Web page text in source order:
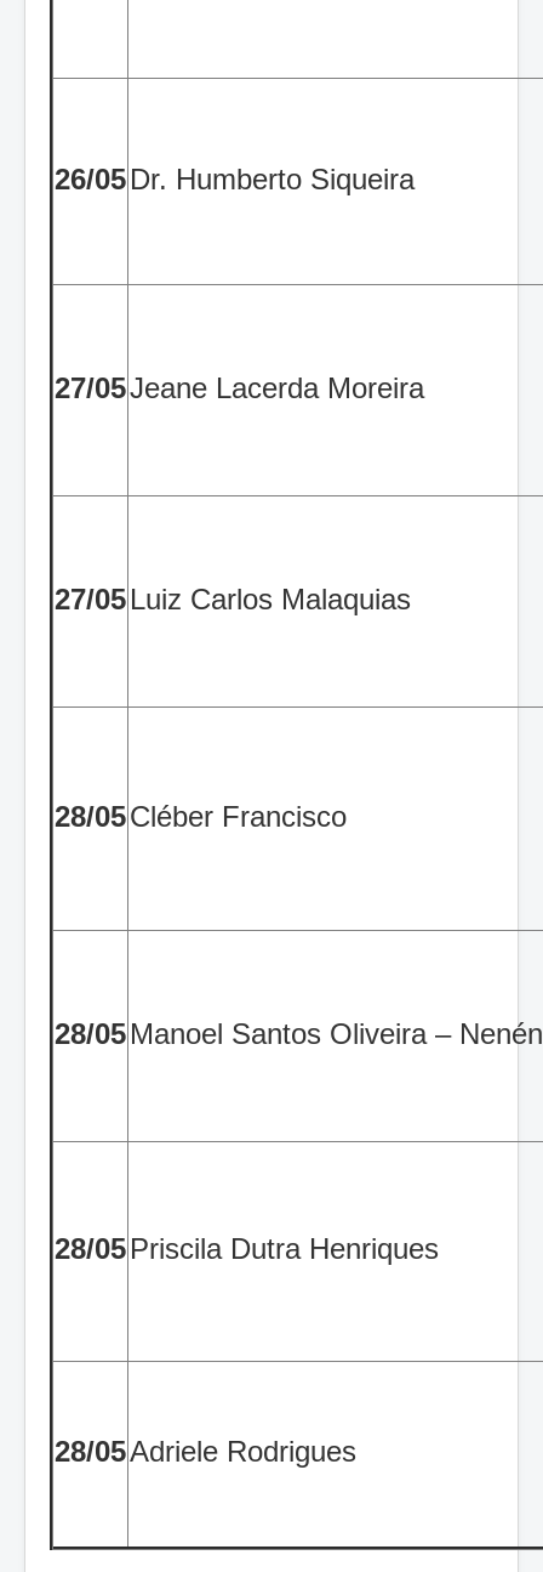
26/05Dr. Humberto Siqueira
27/05Jeane Lacerda Moreira
27/05Luiz Carlos Malaquias
28/05Cléber Francisco
28/05Manoel Santos Oliveira –
28/05Priscila Dutra Henriques
28/05Adriele Rodrigues